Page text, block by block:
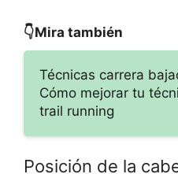
👇Mira también
Técnicas carrera
Cómo mejorar tu
trail running
Posición de la